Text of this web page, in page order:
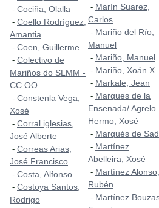
- Cociña, Olalla
- Coello Rodríguez,
Amantia
- Coen, Guillerme
- Colectivo de
Mariños do SLMM -
CC.OO
- Constenla Vega,
Xosé
- Corral iglesias,
José Alberte
- Correas Arias,
José Francisco
- Costa, Alfonso
- Costoya Santos,
Rodrigo
- Marín Suarez,
Carlos
- Mariño del Río,
Manuel
- Mariño, Manuel
- Mariño, Xoán X.
- Markale, Jean
- Marques de la
Ensenada/ Agrelo
Hermo, Xosé
- Marqués de
- Martínez
Abelleira, Xosé
- Martínez Alonso,
Rubén
- Martínez